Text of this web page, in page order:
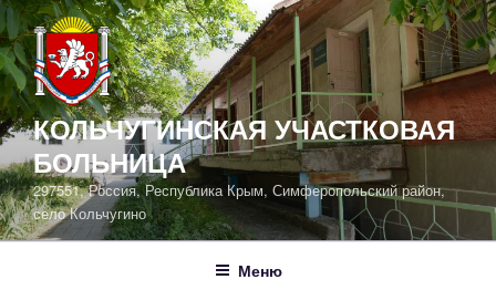
Перейти
к
содержимому
КОЛЬЧУГИНСКАЯ УЧАСТКОВАЯ
БОЛЬНИЦА
297551, Россия, Республика Крым, Симферопольский район,
село Кольчугино
Меню